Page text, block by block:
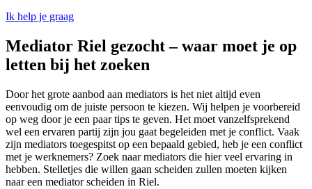
Ik help je graag
Mediator Riel gezocht – waar moet je op
letten bij het zoeken
Door het grote aanbod aan mediators is het niet altijd even
eenvoudig om de juiste persoon te kiezen. Wij helpen je voorbereid
op weg door je een paar tips te geven. Het moet vanzelfsprekend
wel een ervaren partij zijn jou gaat begeleiden met je conflict. Vaak
zijn mediators toegespitst op een bepaald gebied, heb je een conflict
met je werknemers? Zoek naar mediators die hier veel ervaring in
hebben. Stelletjes die willen gaan scheiden zullen moeten kijken
naar een mediator scheiden in Riel.